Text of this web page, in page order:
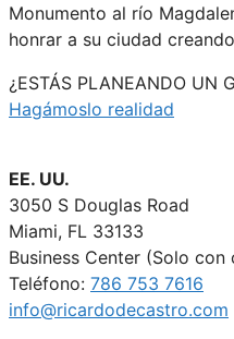
Monumento al río
honrar a su ciudad
¿ESTÁS PLANEANDO UN
Hagámoslo realidad
EE. UU.
3050 S Douglas Road
Miami, FL 33133
Business Center (Solo con
Teléfono: 786 753 7616
info@ricardodecastro.com